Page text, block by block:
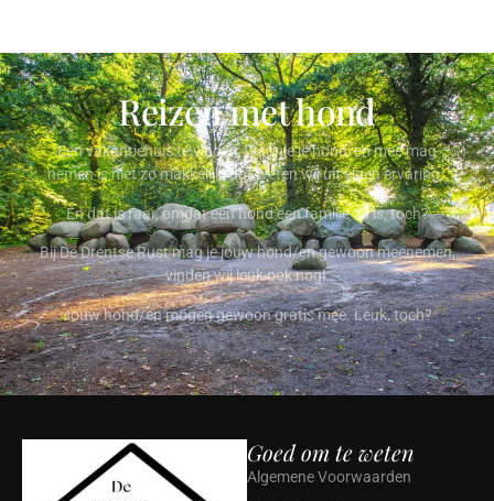
Reizen met hond
Een vakantiehuis te vinden, waar je je hond/en mee mag
nemen is niet zo makkelijk, dat weten wij uit eigen ervaring.
En dat is raar, omdat een hond een familie-lid is, toch?
Bij De Drentse Rust mag je jouw hond/en gewoon meenemen,
vinden wij leuk ook nog!
Jouw hond/en mogen gewoon gratis mee. Leuk, toch?
Goed om te weten
Algemene Voorwaarden